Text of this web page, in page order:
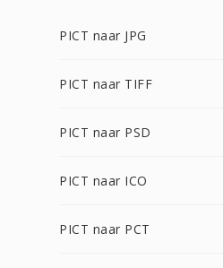
PICT naar JPG
PICT naar TIFF
PICT naar PSD
PICT naar ICO
PICT naar PCT